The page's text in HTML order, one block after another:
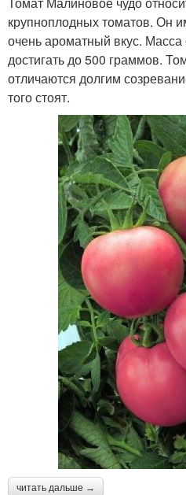
крупноплодных томатов. Он
очень ароматный вкус.
достигать до 500 граммов.
отличаются долгим
того стоят.
читать дальше →